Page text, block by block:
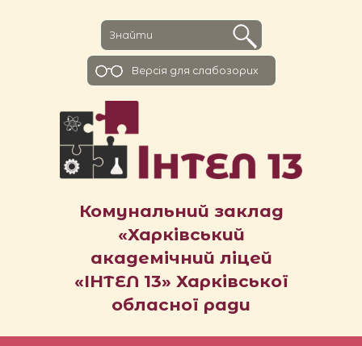
Комунальний заклад
«Харківський
академічний ліцей
«ІНТЕЛ 13» Харківської
обласної ради
Версiя для слабозорих